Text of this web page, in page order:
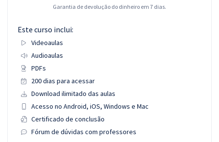
Garantia de devolução do dinheiro em 7 dias.
Este curso inclui:
Videoaulas
Audioaulas
PDFs
200 dias para acessar
Download ilimitado das aulas
Acesso no Android, iOS, Windows e Mac
Certificado de conclusão
Fórum de dúvidas com professores